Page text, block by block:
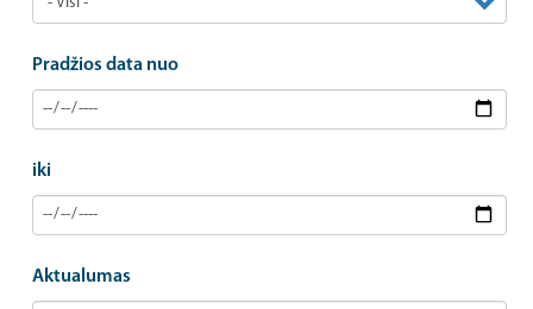
Pradžios data nuo
iki
Aktualumas